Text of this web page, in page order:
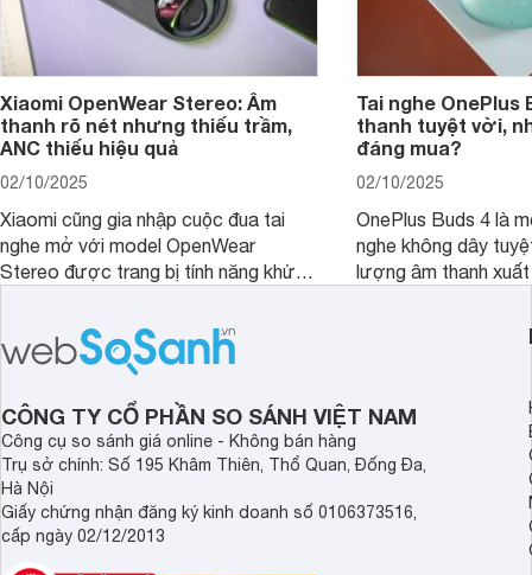
Xiaomi OpenWear Stereo: Âm
thanh rõ nét nhưng thiếu trầm,
ANC thiếu hiệu quả
02/10/2025
Xiaomi cũng gia nhập cuộc đua tai
nghe mở với model OpenWear
Stereo được trang bị tính năng khử
chất lượng âm thanh và hiệu quả khử
ồn của chiếc tai nghe Xiaomi này có
đủ sức thuyết phục người dùng?
Tai nghe OnePlus
thanh tuyệt vời,
đáng mua?
02/10/2025
OnePlus Buds 4 là
nghe không dây
lượng âm thanh
khử tiếng ồn ấn
tiến. Tuy nhiên,
CÔNG TY CỔ PHẦN SO SÁNH VIỆT NAM
Công cụ so sánh giá online - Không bán hàng
Trụ sở chính: Số 195 Khâm Thiên, Thổ Quan, Đống Đa,
Hà Nội
Giấy chứng nhận đăng ký kinh doanh số 0106373516,
cấp ngày 02/12/2013